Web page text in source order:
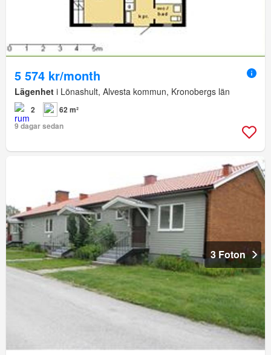
5 574 kr/month
Lägenhet i Lönashult, Alvesta kommun, Kronobergs län
2
62 m²
9 dagar sedan
3 Foton